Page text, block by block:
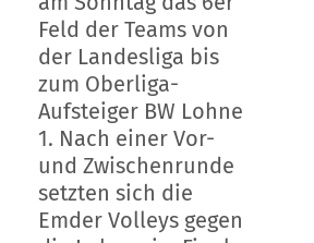
Feld der Teams von
der Landesliga bis
zum Oberliga-
Aufsteiger BW Lohne
1. Nach einer Vor-
und Zwischenrunde
setzten sich die
Emder Volleys gegen